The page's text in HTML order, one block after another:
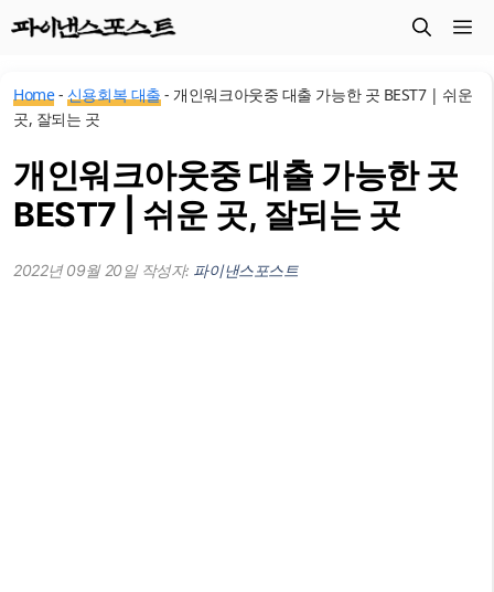
로
너
뛰
기
메
Home- 신용회복 대출-개인워크아웃중 대출 가능한 곳 BEST7 | 쉬운
곳, 잘되는 곳
개인워크아웃중 대출 가능한 곳
BEST7 | 쉬운 곳, 잘되는 곳
2022년 09월 20일 작성자: 파이낸스포스트